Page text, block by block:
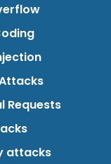
Requests
attacks